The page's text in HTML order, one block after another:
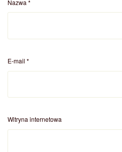
Nazwa *
E-mail *
Witryna internetowa